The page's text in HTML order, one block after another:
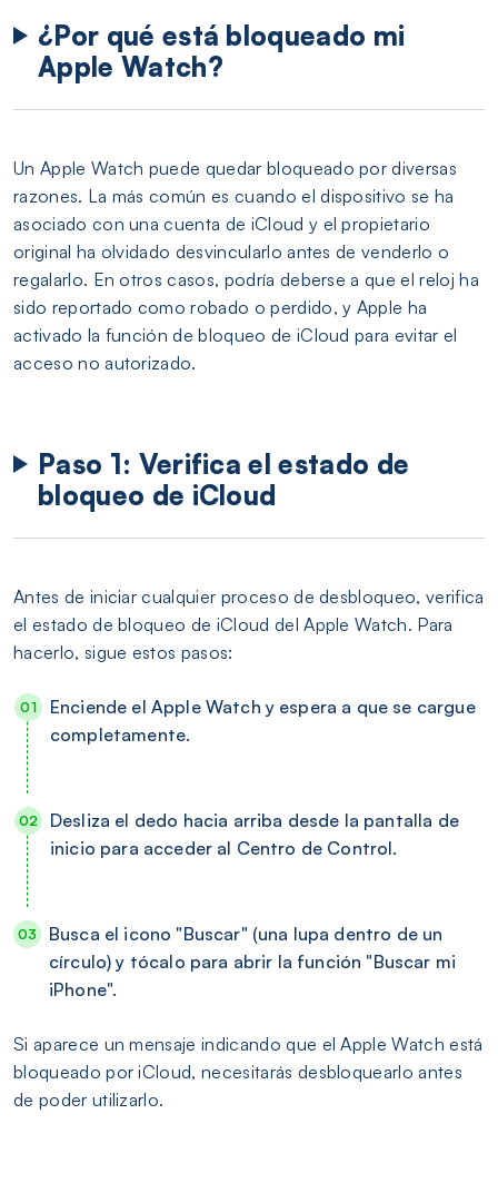
¿Por qué está bloqueado mi
Apple Watch?
Un Apple Watch puede quedar bloqueado por diversas
razones. La más común es cuando el dispositivo se ha
asociado con una cuenta de iCloud y el propietario
original ha olvidado desvincularlo antes de venderlo o
regalarlo. En otros casos, podría deberse a que el reloj ha
sido reportado como robado o perdido, y Apple ha
activado la función de bloqueo de iCloud para evitar el
acceso no autorizado.
Paso 1: Verifica el estado de
bloqueo de iCloud
Antes de iniciar cualquier proceso de desbloqueo, verifica
el estado de bloqueo de iCloud del Apple Watch. Para
hacerlo, sigue estos pasos:
Enciende el Apple Watch y espera a que se cargue
completamente.
Desliza el dedo hacia arriba desde la pantalla de
inicio para acceder al Centro de Control.
Busca el icono "Buscar" (una lupa dentro de un
círculo) y tócalo para abrir la función "Buscar mi
iPhone".
Si aparece un mensaje indicando que el Apple Watch está
bloqueado por iCloud, necesitarás desbloquearlo antes
de poder utilizarlo.